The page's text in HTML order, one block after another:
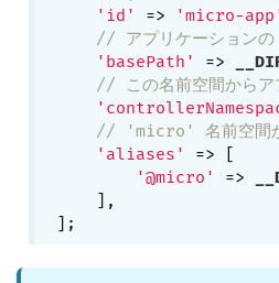
'id'
=> 'micro-
// アプリケーション
'basePath'
=>
// この名前空間からア
// 'micro' 名前空間から
'aliases'
=> [
'@micro'
=>
    ],